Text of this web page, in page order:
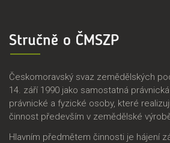
Stručně o ČMSZP
Českomoravský svaz zemědělských
14. září 1990 jako samostatná
právnické a fyzické osoby, které
činnost především v zemědělské
Hlavním předmětem činnosti je hájení